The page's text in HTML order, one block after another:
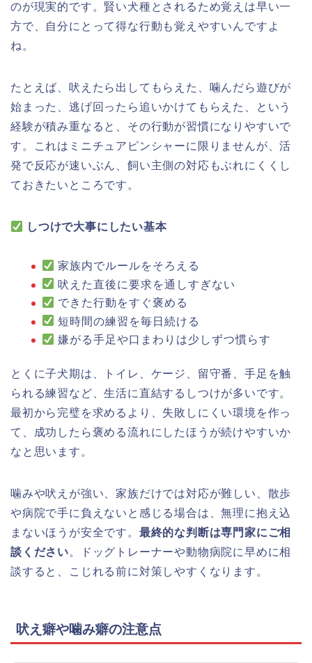
のが現実的です。賢い犬種とされるため覚えは早い一
方で、自分にとって得な行動も覚えやすいんですよ
ね。
たとえば、吠えたら出してもらえた、噛んだら遊びが
始まった、逃げ回ったら追いかけてもらえた、という
経験が積み重なると、その行動が習慣になりやすいで
す。これはミニチュアピンシャーに限りませんが、活
発で反応が速いぶん、飼い主側の対応もぶれにくくし
ておきたいところです。
しつけで大事にしたい基本
家族内でルールをそろえる
吠えた直後に要求を通しすぎない
できた行動をすぐ褒める
短時間の練習を毎日続ける
嫌がる手足や口まわりは少しずつ慣らす
とくに子犬期は、トイレ、ケージ、留守番、手足を触
られる練習など、生活に直結するしつけが多いです。
最初から完璧を求めるより、失敗しにくい環境を作っ
て、成功したら褒める流れにしたほうが続けやすいか
なと思います。
噛みや吠えが強い、家族だけでは対応が難しい、散歩
や病院で手に負えないと感じる場合は、無理に抱え込
まないほうが安全です。 最終的な判断は専門家にご相
談ください。ドッグトレーナーや動物病院に早めに相
談すると、こじれる前に対策しやすくなります。
吠え癖や噛み癖の注意点